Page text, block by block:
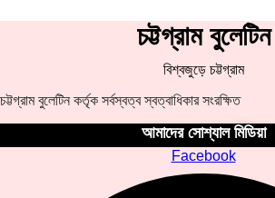
চট্টগ্রাম বুলেটিন
বিশ্বজুড়ে চট্টগ্রাম
চট্টগ্রাম বুলেটিন কর্তৃক সর্বস্বত্ব স্বত্বাধিকার সংরক্ষিত
আমাদের সোশ্যাল মিডিয়া
Facebook